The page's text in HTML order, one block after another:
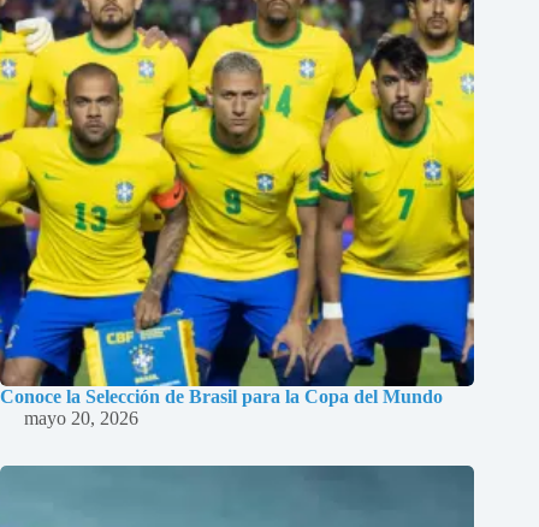
Conoce la Selección de Brasil para la Copa del Mundo
mayo 20, 2026